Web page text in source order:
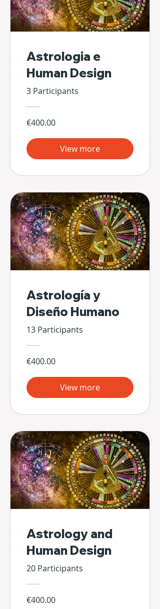
Astrologia e
Human Design
3 Participants
€400.00
View more
Astrología y
Diseño Humano
13 Participants
€400.00
View more
Astrology and
Human Design
20 Participants
€400.00